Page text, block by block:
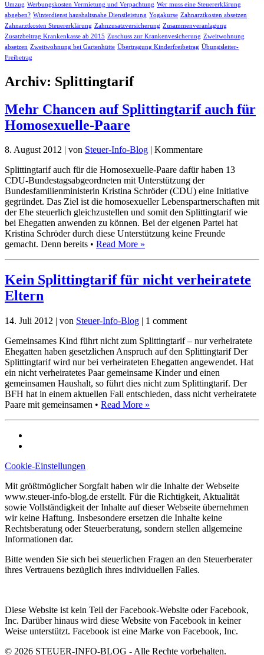
Umzug Werbungskosten Vermietung und Verpachtung Wer muss eine Steuererklärung
abgeben? Winterdienst haushaltsnahe Dienstleistung Yogakurse Zahnarztkosten absetzen
Zahnarztkosten Steuererklärung Zahnzusatzversicherung Zusammenveranlagung
Zusatzbeitrag Krankenkasse ab 2015 Zuschuss zur Krankenvesicherung Zweitwohnung
absetzen Zweitwohnung bei Gartenhütte Übertragung Kinderfreibetrag Übungsleiter-
Freibetrag
Archiv: Splittingtarif
Mehr Chancen auf Splittingtarif auch für
Homosexuelle-Paare
8. August 2012 | von Steuer-Info-Blog | Kommentare
Splittingtarif auch für die Homosexuelle-Paare dafür haben 13
CDU-Bundestagsabgeordneten mit Unterstützung der
Bundesfamilienministerin Kristina Schröder (CDU) eine Initiative
gegründet. Das Ziel ist die homosexueller Lebenspartnerschaften mit
der Ehe steuerlich gleichzustellen und somit den Splittingtarif wie
bei Ehegatten anwenden zu können. Bei der eigenen Partei hat
Kristina Schröder durch diese Unterstützung keine Freunde
gemacht. Denn bereits • Read More »
Kein Splittingtarif für nicht verheiratete
Eltern
14. Juli 2012 | von Steuer-Info-Blog | 1 comment
Gemeinsames Kind führt nicht zum Splittingtarif – nur verheiratete
Ehegatten haben gesetzlichen Anspruch auf den Splittingtarif Der
Splittingtarif wird nur bei verheirateten Ehegatten angewendet. Hat
ein nicht verheiratetes Paar gemeinsame Kinder und einen
gemeinsamen Haushalt, so führt dies nicht zum Splittingtarif. Der
BFH hat in einem aktuellen Fall entschieden, dass nicht verheiratete
Paare mit gemeinsamen • Read More »
Cookie-Einstellungen
Mit größtmöglicher Sorgfalt haben wir die Inhalte der Webseite
www.steuer-info-blog.de erstellt. Für die Richtigkeit, Aktualität
sowie Vollständigkeit der Inhalte auf dieser Webseite übernehmen
wir keine Haftung. Insbesondere ersetzen die Inhalte keine
Rechtsberatung oder Steuerberatung, sondern stellen allgemeine
Informationen dar.
Bitte wenden Sie sich bei steuerlichen Fragen an den Steuerberater
ihres Vertrauens bezüglich ihres individuellen Falles.
Diese Website ist kein Teil der Facebook-Website oder Facebook,
Inc. Darüber hinaus wird diese Website von Facebook in keiner
Weise unterstützt. Facebook ist eine Marke von Facebook, Inc.
© 2026 STEUER-INFO-BLOG - Alle Rechte vorbehalten.